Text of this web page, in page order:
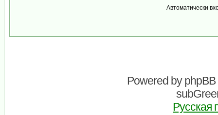
Автоматически
Powered byphpBB
Русская